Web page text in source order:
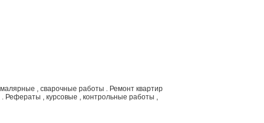
, сварочные работы . Ремонт квартир
Рефераты , курсовые , контрольные работы ,